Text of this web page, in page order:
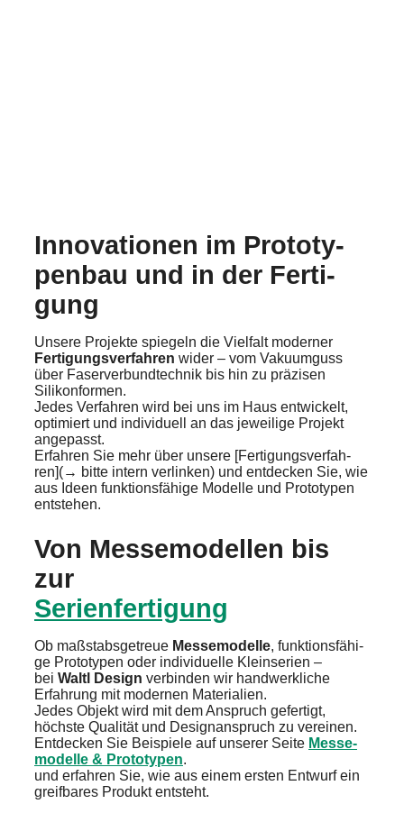
Innova­tio­nen im Proto­ty­
pen­bau und in der Ferti­
gung
Unsere Projek­te spiegeln die Vielfalt moder­ner
Ferti­gungs­ver­fah­ren wider – vom Vakuum­guss
über Faser­ver­bund­tech­nik bis hin zu präzi­sen
Silikon­for­men.
Jedes Verfah­ren wird bei uns im Haus entwi­ckelt,
optimiert und indivi­du­ell an das jewei­li­ge Projekt
angepasst.
Erfah­ren Sie mehr über unsere [Ferti­gungs­ver­fah­
ren](→ bitte intern verlin­ken) und entde­cken Sie, wie
aus Ideen funkti­ons­fä­hi­ge Modelle und Proto­ty­pen
entste­hen.
Von Messe­mo­del­len bis
zur
Serien­fer­ti­gung
Ob maßstabs­ge­treue Messe­mo­del­le, funkti­ons­fä­hi­
ge Proto­ty­pen oder indivi­du­el­le Klein­se­ri­en –
bei Waltl Design verbin­den wir handwerk­li­che
Erfah­rung mit moder­nen Materia­li­en.
Jedes Objekt wird mit dem Anspruch gefer­tigt,
höchste Quali­tät und Design­an­spruch zu verei­nen.
Entde­cken Sie Beispie­le auf unserer Seite Messe­
mo­del­le & Proto­ty­pen.
und erfah­ren Sie, wie aus einem ersten Entwurf ein
greif­ba­res Produkt entsteht.